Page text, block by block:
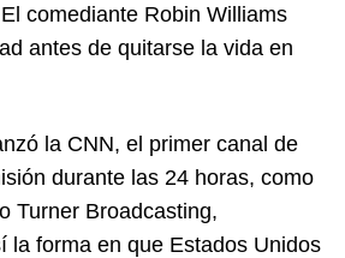
comediante Robin Williams
antes de quitarse la vida en
la CNN, el primer canal de
durante las 24 horas, como
Turner Broadcasting,
la forma en que Estados Unidos